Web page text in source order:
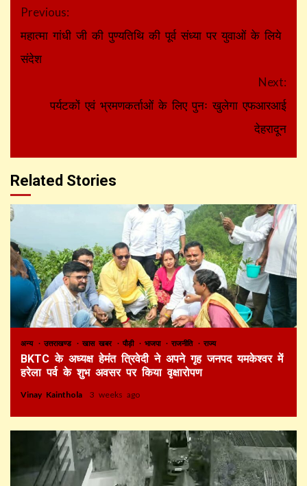
Continue
Reading
Previous:
महात्मा गांधी जी की पुण्यतिथि की पूर्व संध्या पर युवाओं के लिये
संदेश
Next:
पर्यटकों एवं भ्रमणकर्ताओं के लिए पुनः खुलेगा एफआरआई
देहरादून
Related Stories
अन्य उत्तराखण्ड खास खबर पौड़ी भाजपा राजनीति राज्य
BKTC के अध्यक्ष हेमंत त्रिवेदी ने अपने गृह जनपद यमकेश्वर में
हरेला पर्व के शुभ अवसर पर किया वृक्षारोपण
Vinay Kainthola 3 weeks ago